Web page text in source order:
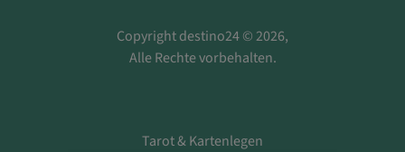
Copyright destino24 © 2026,
Alle Rechte vorbehalten.
Tarot & Kartenlegen